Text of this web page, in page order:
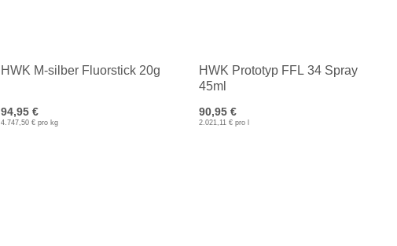
HWK M-silber Fluorstick 20g
94,95 €
4.747,50 € pro kg
HWK Prototyp FFL 34 Spray
45ml
90,95 €
2.021,11 € pro l